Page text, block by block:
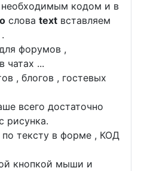
кодом и в
слова text вставляем
форумов ,
чатах ...
, блогов , гостевых
всего достаточно
рисунка.
тексту в форме , КОД
кнопкой мыши и